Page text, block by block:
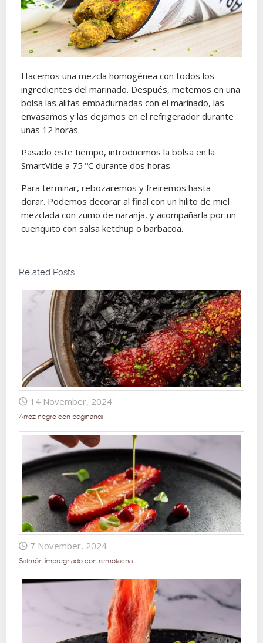
Hacemos una mezcla homogénea con todos los
ingredientes del marinado. Después, metemos en una
bolsa las alitas embadurnadas con el marinado, las
envasamos y las dejamos en el refrigerador durante
unas 12 horas.
Pasado este tiempo, introducimos la bolsa en la
SmartVide a 75 ºC durante dos horas.
Para terminar, rebozaremos y freiremos hasta
dorar. Podemos decorar al final con un hilito de miel
mezclada con zumo de naranja, y acompañarla por un
cuenquito con salsa ketchup o barbacoa.
Related Posts
14 November, 2024
Arroz negro con begihandi
7 November, 2024
Salmón impregnado con remolacha